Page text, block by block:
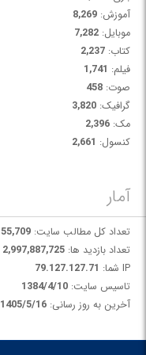
آموزش: 8,269
موبایل: 7,282
کتاب: 2,237
فیلم: 1,741
صوت: 458
گرافیک: 3,820
مک: 2,396
کنسول: 2,661
آمار
تعداد کل مطالب سایت: 55,709
تعداد بازدید ها: 2,997,887,725
IP شما:
79.127.127.71
تاسیس سایت: 1384/4/10
آخرین به روز رسانی: 1405/5/16